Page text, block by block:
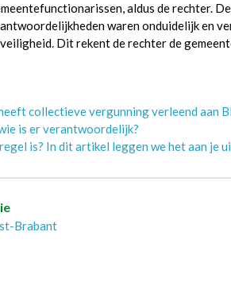
aldus de rechter.
waren onduidelijk en
Dit rekent de rechter de
collectieve vergunning verleend aan
is er verantwoordelijk?
is? In dit artikel leggen we het aan je
Brabant